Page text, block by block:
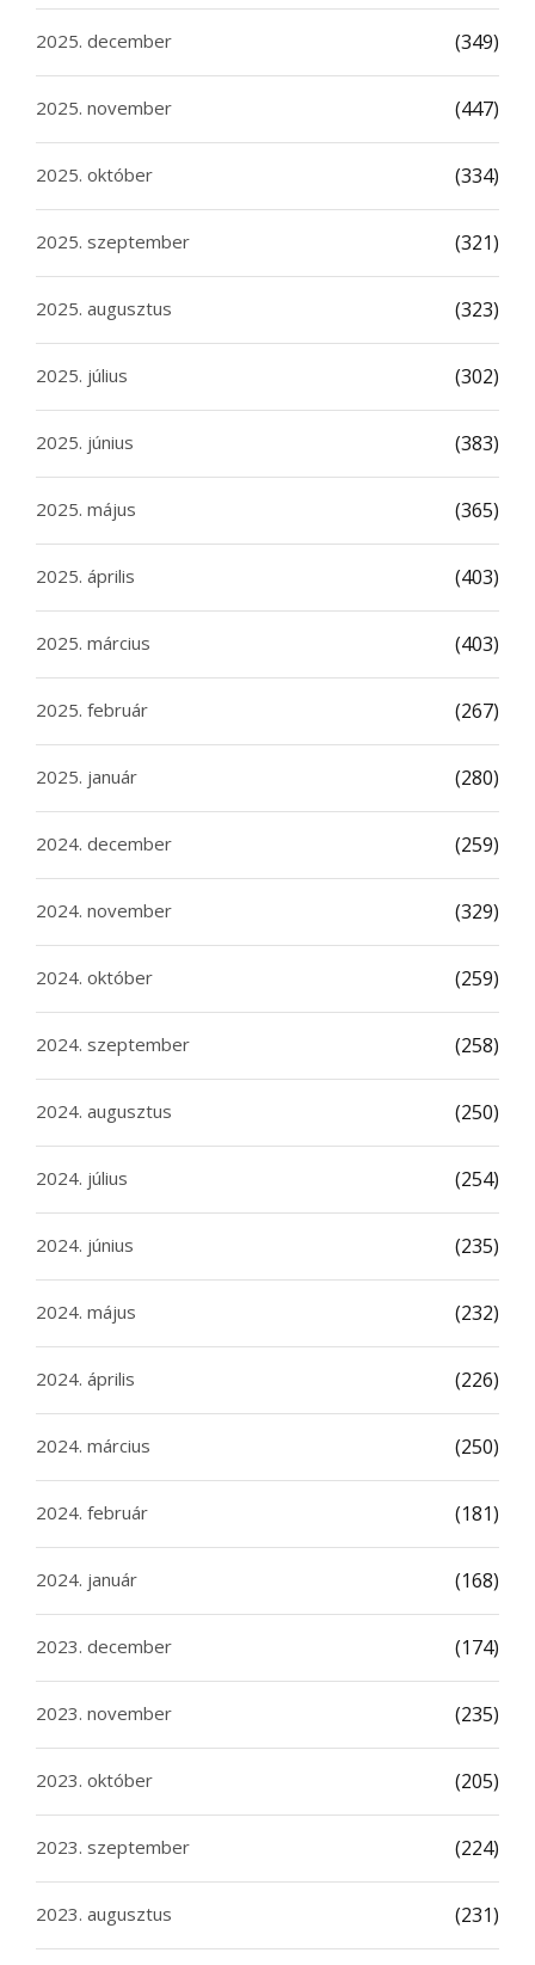
2025. december (349)
2025. november (447)
2025. október (334)
2025. szeptember (321)
2025. augusztus (323)
2025. július (302)
2025. június (383)
2025. május (365)
2025. április (403)
2025. március (403)
2025. február (267)
2025. január (280)
2024. december (259)
2024. november (329)
2024. október (259)
2024. szeptember (258)
2024. augusztus (250)
2024. július (254)
2024. június (235)
2024. május (232)
2024. április (226)
2024. március (250)
2024. február (181)
2024. január (168)
2023. december (174)
2023. november (235)
2023. október (205)
2023. szeptember (224)
2023. augusztus (231)